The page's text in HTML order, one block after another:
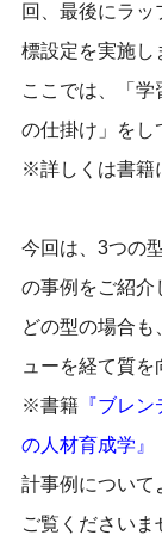
回、最後にラッ
標設定を実施し
ここでは、「
の仕掛け」をし
※詳しくは書籍
今回は、3つの
の事例をご紹介
どの型の場合
ューを経て質を
※書籍『ブレン
の人材育成学』
計事例について
ご覧くださいま